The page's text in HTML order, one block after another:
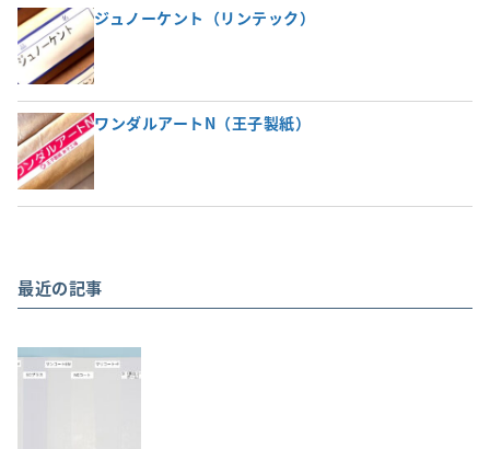
ジュノーケント（リンテック）
ワンダルアートN（王子製紙）
最近の記事